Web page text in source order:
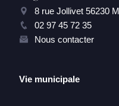
8 rue Jollivet 56230
02 97 45 72 35
Nous contacter
Vie municipale